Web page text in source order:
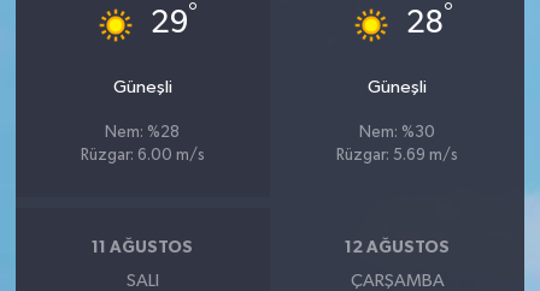
29°
Güneşli
Nem: %28
Rüzgar: 6.00 m/s
28°
Güneşli
Nem: %30
Rüzgar: 5.69 m/s
11 AĞUSTOS
SALI
12 AĞUSTOS
ÇARŞAMBA